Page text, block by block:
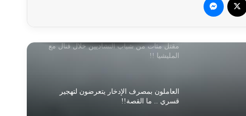
العاملون بمصرف الإدخار يتعرضون لتهجير
قسري .. ما القصة!!
الكشف عن توقيف متهمين بسطو مسلح
بأمدرمان